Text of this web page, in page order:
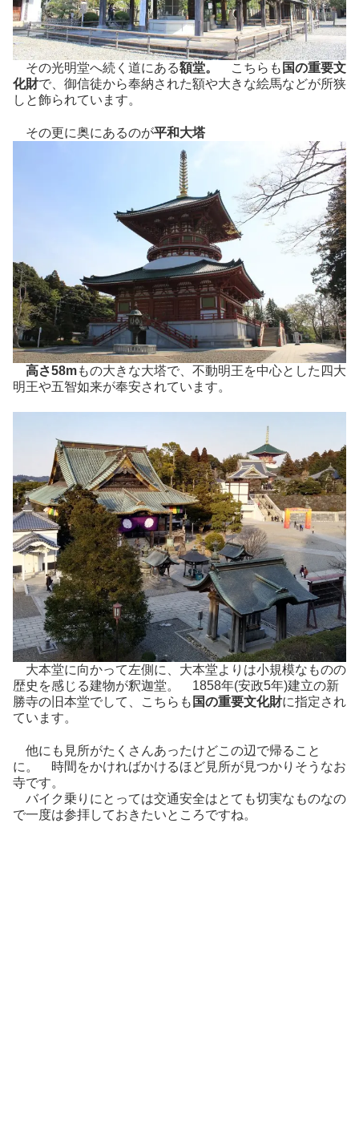
その光明堂へ続く道にある額堂。 こちらも 国の重要文
化財で、御信徒から奉納された額や大きな絵馬などが所狭
しと飾られています。
その更に奥にあるのが平和大塔
高さ58mもの大きな大塔で、不動明王を中心とした四大
明王や五智如来が奉安されています。
大本堂に向かって左側に、大本堂よりは小規模なものの
歴史を感じる建物が釈迦堂。 1858年(安政5年)建立の新
勝寺の旧本堂でして、こちらも 国の重要文化財に指定され
ています。
他にも見所がたくさんあったけどこの辺で帰ること
に。 時間をかければかけるほど見所が見つかりそうなお
寺です。
バイク乗りにとっては交通安全はとても切実なものなの
で一度は参拝しておきたいところですね。